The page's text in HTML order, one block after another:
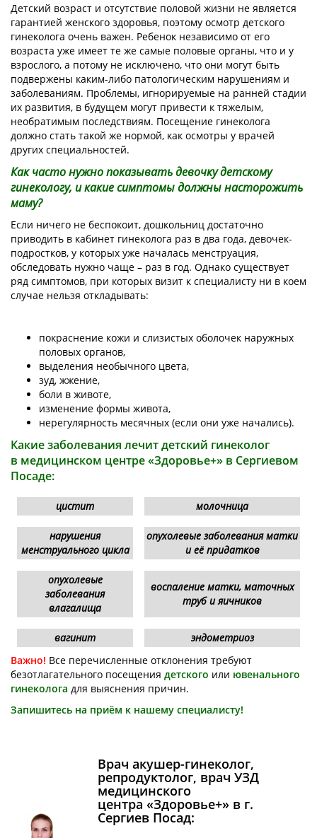
Детский возраст и отсутствие половой жизни не является
гарантией женского здоровья, поэтому осмотр детского
гинеколога очень важен. Ребенок независимо от его
возраста уже имеет те же самые половые органы, что и у
взрослого, а потому не исключено, что они могут быть
подвержены каким-либо патологическим нарушениям и
заболеваниям. Проблемы, игнорируемые на ранней стадии
их развития, в будущем могут привести к тяжелым,
необратимым последствиям. Посещение гинеколога
должно стать такой же нормой, как осмотры у врачей
других специальностей.
Как часто нужно показывать девочку детскому
гинекологу, и какие симптомы должны насторожить
маму?
Если ничего не беспокоит, дошкольниц достаточно
приводить в кабинет гинеколога раз в два года, девочек-
подростков, у которых уже началась менструация,
обследовать нужно чаще – раз в год. Однако существует
ряд симптомов, при которых визит к специалисту ни в коем
случае нельзя откладывать:
покраснение кожи и слизистых оболочек наружных
половых органов,
выделения необычного цвета,
зуд, жжение,
боли в животе,
изменение формы живота,
нерегулярность месячных (если они уже начались).
Какие заболевания лечит детский гинеколог
в медицинском центре «Здоровье+» в Сергиевом
Посаде:
цистит молочница
нарушения
менструального цикла
опухолевые заболевания матки
и её придатков
опухолевые
заболевания
влагалища
воспаление матки, маточных
труб и яичников
вагинит
эндометриоз
Важно! Все перечисленные отклонения требуют
безотлагательного посещения детского или ювенального
гинеколога для выяснения причин.
Запишитесь на приём к нашему специалисту!
Врач акушер-гинеколог,
репродуктолог, врач УЗД
медицинского
центра «Здоровье+» в г.
Сергиев Посад: